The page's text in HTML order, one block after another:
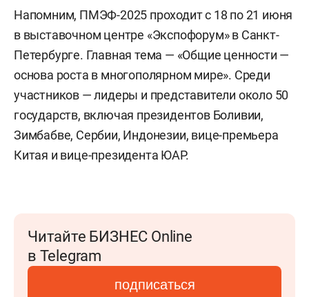
Напомним, ПМЭФ-2025 проходит с 18 по 21 июня
в выставочном центре «Экспофорум» в Санкт-
Петербурге. Главная тема — «Общие ценности —
основа роста в многополярном мире». Среди
участников — лидеры и представители около 50
государств, включая президентов Боливии,
Зимбабве, Сербии, Индонезии, вице-премьера
Китая и вице-президента ЮАР.
Читайте БИЗНЕС Online
в Telegram
подписаться